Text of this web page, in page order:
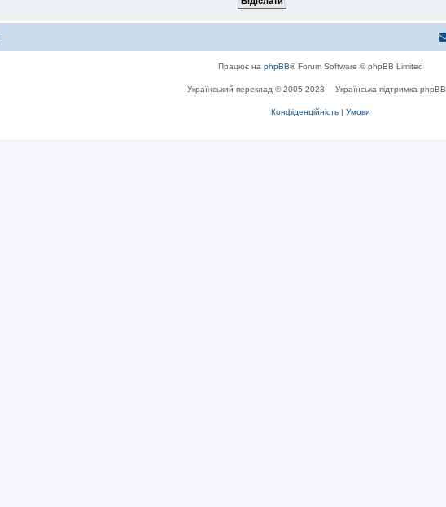
Працює на phpBB® Forum Software © phpBB Limited
Український переклад © 2005-2023 Українська підтримка phpBB
Конфіденційність | Умови